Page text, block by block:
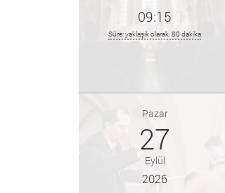
09:15
Süre: yaklaşık olarak. 80 dakika
Pazar
27
Eylül
2026